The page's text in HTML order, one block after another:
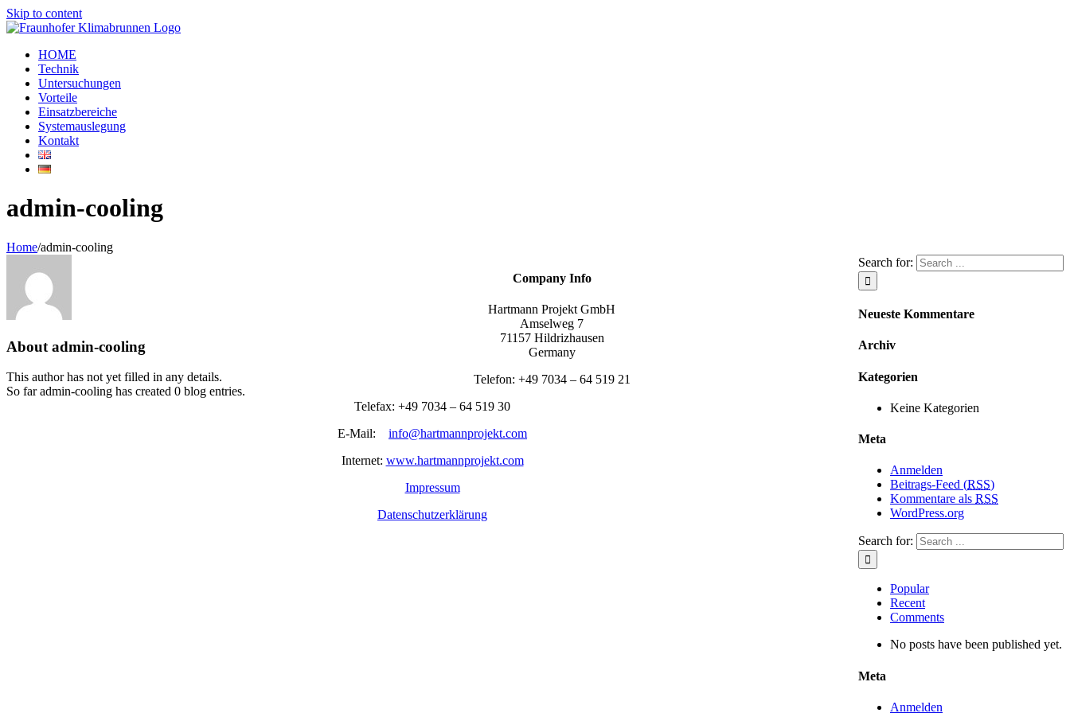
Skip to content
HOME
Technik
Untersuchungen
Vorteile
Einsatzbereiche
Systemauslegung
Kontakt
admin-cooling
Home/admin-cooling
About admin-cooling
This author has not yet filled in any details.
So far admin-cooling has created 0 blog entries.
Search for:
Neueste Kommentare
Archiv
Kategorien
Keine Kategorien
Meta
Anmelden
Beitrags-Feed (RSS)
Kommentare als RSS
WordPress.org
Search for:
Popular
Recent
Comments
No posts have been published yet.
Meta
Anmelden
Company Info
Hartmann Projekt GmbH
Amselweg 7
71157 Hildrizhausen
Germany
Telefon: +49 7034 – 64 519 21
Telefax: +49 7034 – 64 519 30
E-Mail: info@hartmannprojekt.com
Internet: www.hartmannprojekt.com
Impressum
Datenschutzerklärung